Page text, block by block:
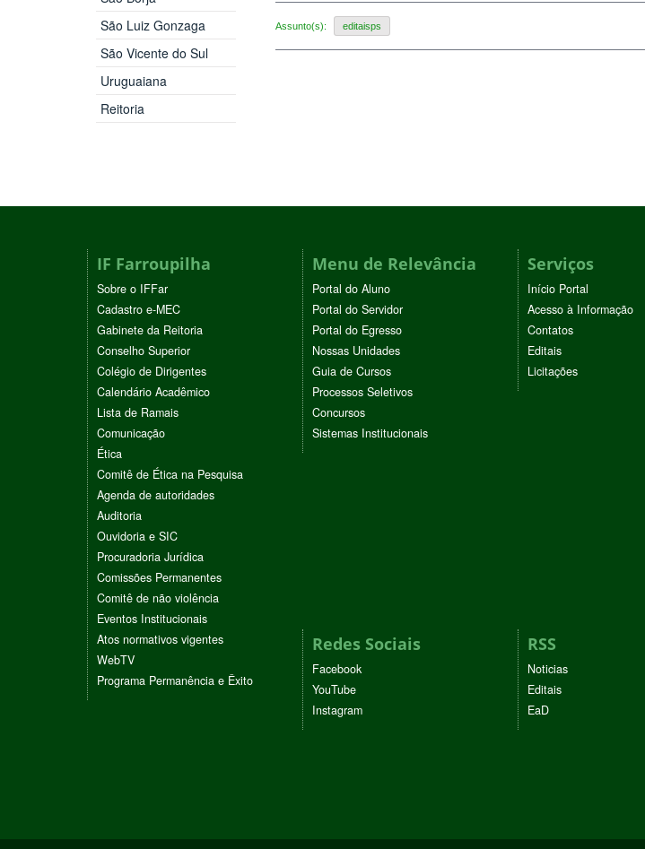
São Luiz Gonzaga
São Vicente do Sul
Uruguaiana
Reitoria
Assunto(s): editaisps
IF Farroupilha
Sobre o IFFar
Cadastro e-MEC
Gabinete da Reitoria
Conselho Superior
Colégio de Dirigentes
Calendário Acadêmico
Lista de Ramais
Comunicação
Ética
Comitê de Ética na Pesquisa
Agenda de autoridades
Auditoria
Ouvidoria e SIC
Procuradoria Jurídica
Comissões Permanentes
Comitê de não violência
Eventos Institucionais
Atos normativos vigentes
WebTV
Programa Permanência e Êxito
Menu de Relevância
Portal do Aluno
Portal do Servidor
Portal do Egresso
Nossas Unidades
Guia de Cursos
Processos Seletivos
Concursos
Sistemas Institucionais
Serviços
Início Portal
Acesso à Informação
Contatos
Editais
Licitações
Redes Sociais
Facebook
YouTube
Instagram
RSS
Noticias
Editais
EaD